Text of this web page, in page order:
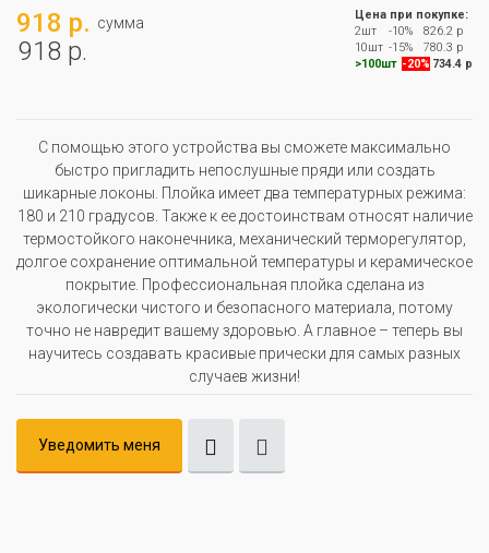
918 р. сумма
918 р.
Цена при покупке:
2шт
-10%
826.2 р
10шт -15%
780.3 р
>100шт -20% 734.4 р
С помощью этого устройства вы сможете максимально
быстро пригладить непослушные пряди или создать
шикарные локоны. Плойка имеет два температурных режима:
180 и 210 градусов. Также к ее достоинствам относят наличие
термостойкого наконечника, механический терморегулятор,
долгое сохранение оптимальной температуры и керамическое
покрытие. Профессиональная плойка сделана из
экологически чистого и безопасного материала, потому
точно не навредит вашему здоровью. А главное – теперь вы
научитесь создавать красивые прически для самых разных
случаев жизни!
Уведомить меня